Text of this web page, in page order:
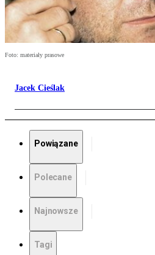
Foto: materiały prasowe
Jacek Cieślak
Powiązane
Polecane
Najnowsze
Tagi